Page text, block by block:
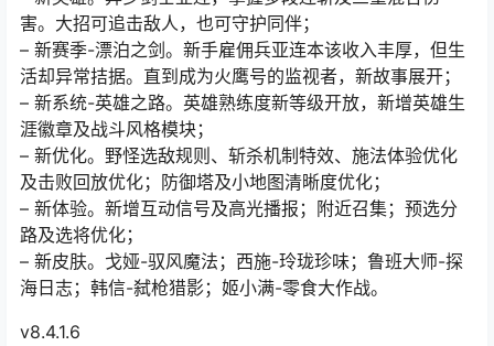
害。大招可追击敌人，也可守护同伴；
– 新赛季-漂泊之剑。新手雇佣兵亚连本该收入丰厚，但生
活却异常拮据。直到成为火鹰号的监视者，新故事展开；
– 新系统-英雄之路。英雄熟练度新等级开放，新增英雄生
涯徽章及战斗风格模块；
– 新优化。野怪选敌规则、斩杀机制特效、施法体验优化
及击败回放优化；防御塔及小地图清晰度优化；
– 新体验。新增互动信号及高光播报；附近召集；预选分
路及选将优化；
– 新皮肤。戈娅-驭风魔法；西施-玲珑珍味；鲁班大师-探
海日志；韩信-弑枪猎影；姬小满-零食大作战。
v8.4.1.6